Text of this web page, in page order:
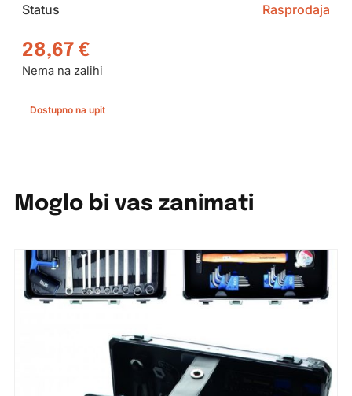
Status
Rasprodaja
28,67 €
Nema na zalihi
Dostupno na upit
Moglo bi vas zanimati